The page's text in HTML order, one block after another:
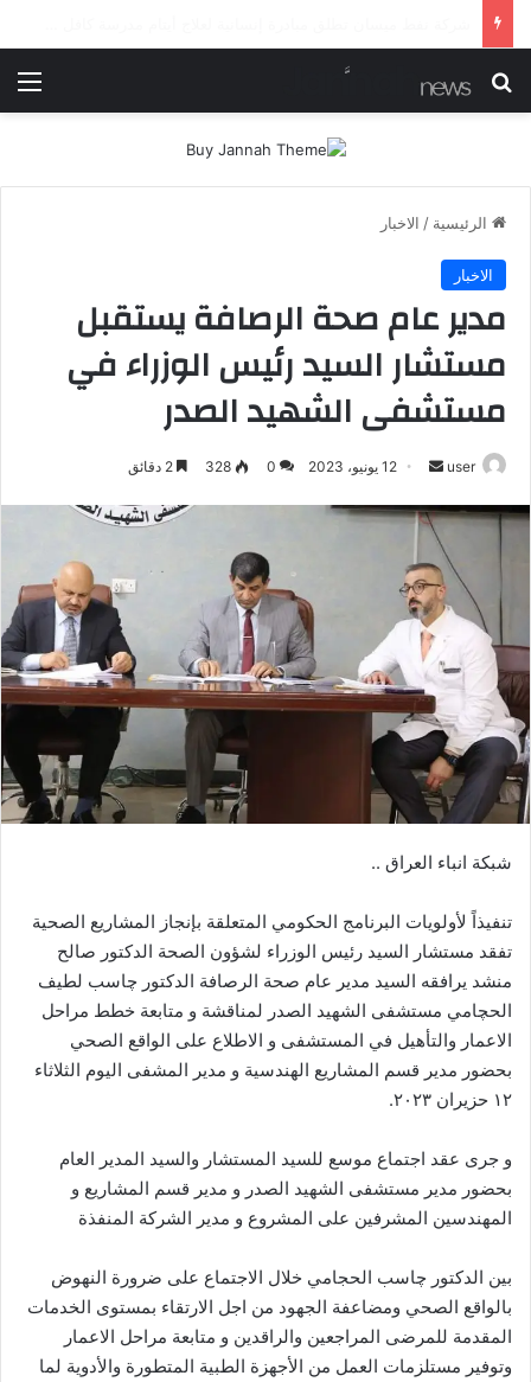
بحث عن
الرئيسية / الاخبار
الاخبار
مدير عام صحة الرصافة يستقبل
مستشار السيد رئيس الوزراء في
مستشفى الشهيد الصدر
user
أرسل
إلكترونيا
12 يونيو، 2023 0
328
شبكة انباء العراق ..
تنفيذاً لأولويات البرنامج الحكومي المتعلقة بإنجاز المشاريع الصحية
تفقد مستشار السيد رئيس الوزراء لشؤون الصحة الدكتور صالح
منشد يرافقه السيد مدير عام صحة الرصافة الدكتور چاسب لطيف
الحچامي مستشفى الشهيد الصدر لمناقشة و متابعة خطط مراحل
الاعمار والتأهيل في المستشفى و الاطلاع على الواقع الصحي
بحضور مدير قسم المشاريع الهندسية و مدير المشفى اليوم الثلاثاء
١٢ حزيران ٢٠٢٣.
و جرى عقد اجتماع موسع للسيد المستشار والسيد المدير العام
بحضور مدير مستشفى الشهيد الصدر و مدير قسم المشاريع و
المهندسين المشرفين على المشروع و مدير الشركة المنفذة
بين الدكتور چاسب الحجامي خلال الاجتماع على ضرورة النهوض
بالواقع الصحي ومضاعفة الجهود من اجل الارتقاء بمستوى الخدمات
المقدمة للمرضى المراجعين والراقدين و متابعة مراحل الاعمار
وتوفير مستلزمات العمل من الأجهزة الطبية المتطورة والأدوية لما